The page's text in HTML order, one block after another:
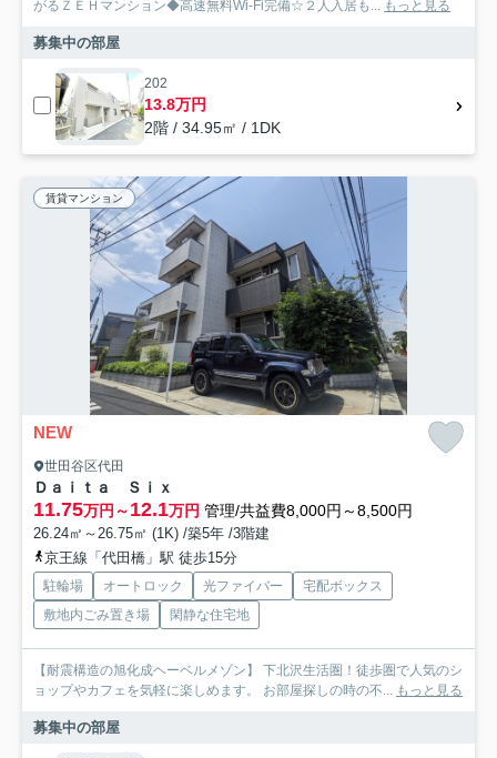
がるＺＥＨマンション◆高速無料Wi-Fi完備☆２人入居も... もっと見る
募集中の部屋
202
13.8万円
2階 / 34.95㎡ / 1DK
賃貸マンション
NEW
世田谷区代田
Ｄａｉｔａ Ｓｉｘ
11.75万円～12.1万円 管理/共益費8,000円～8,500円
26.24㎡～26.75㎡ (1K) /築5年 /3階建
京王線「代田橋」駅 徒歩15分
駐輪場 オートロック 光ファイバー
宅配ボックス
敷地内ごみ置き場
閑静な住宅地
【耐震構造の旭化成ヘーベルメゾン】 下北沢生活圏！徒歩圏で人気のシ
ョップやカフェを気軽に楽しめます。 お部屋探しの時の不... もっと見る
募集中の部屋